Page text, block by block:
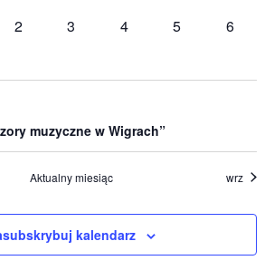
0
2
0
3
0
4
0
5
0
6
muzyczne w Wigrach”
Aktualny miesiąc wrz
kalendarz